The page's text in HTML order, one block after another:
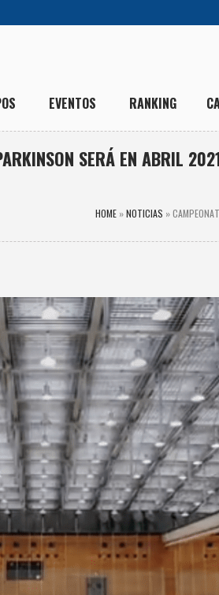
EVENTOS RANKING
SERÁ EN ABRIL
HOME »NOTICIAS »